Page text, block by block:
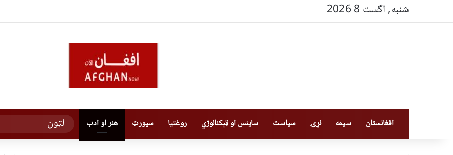
شنبه, اگست 8 2026
افغانستان سیمه نړۍ سیاست ساینس او ټېکنالوژي روغتیا سپورټ هنر او ادب